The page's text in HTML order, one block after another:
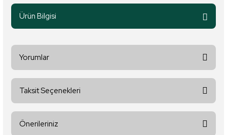
Ürün Bilgisi
Yorumlar
Taksit Seçenekleri
Önerileriniz